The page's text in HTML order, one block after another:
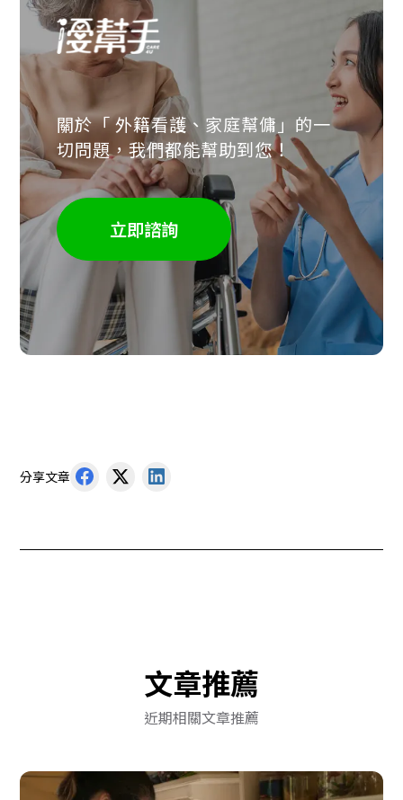
關於「 外籍看護、家庭幫傭」的一
切問題，我們都能幫助到您！
立即諮詢
分享文章
文章推薦
近期相關文章推薦